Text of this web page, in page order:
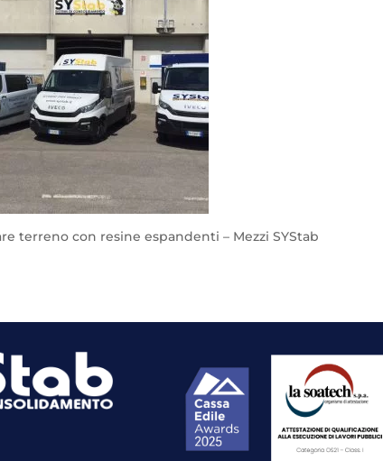
terreno con resine espandenti – Mezzi SYStab